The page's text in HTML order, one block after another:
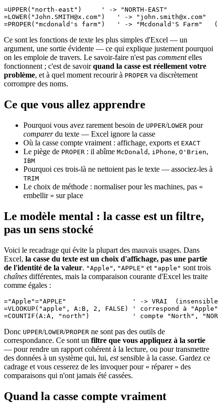
=UPPER("north-east")     ' -> "NORTH-EAST"
=LOWER("John.SMITH@x.com")   ' -> " john.smith@x.com"
Ce sont les fonctions de texte les plus simples d'Excel — un
argument, une sortie évidente — ce qui explique justement pourquoi
on les emploie de travers. Le savoir-faire n'est pas commentelles
fonctionnent ; c'est de savoirquand la casse est réellement votre
problème, et à quel moment recourir à PROPER va discrètement
corrompre des noms.
Ce que vous allez apprendre
Pourquoi vous avez rarement besoin de UPPER/LOWER pour
comparerdu texte — Excel ignore la casse
Où la casse compte vraiment : affichage, exports et EXACT
Le piège de PROPER : il abîme McDonald , iPhone, O'Brien,
IBM
Pourquoi ces trois-là ne nettoient pas le texte — associez-les à
TRIM
Le choix de méthode : normaliser pour les machines, pas «
embellir » sur place
Le modèle mental : la casse est un filtre,
pas un sens stocké
Voici le recadrage qui évite la plupart des mauvais usages. Dans
Excel, la casse du texte est un choix d'affichage, pas une partie
de l'identité de la valeur. "Apple" , "APPLE" et "apple" sont trois
chaînes différentes, mais la comparaison courante d'Excel les traite
comme égales :
="Apple"="APPLE"                 ' -> VRAI
=VLOOKUP("apple", A:B, 2, FALSE) ' correspond à
Donc UPPER/LOWER/PROPER ne sont pas des outils de
correspondance. Ce sont un filtre que vous appliquez à la sortie
— pour rendre un rapport cohérent à la lecture, ou pour transmettre
des données à un système qui, lui, estsensible à la casse. Gardez ce
cadrage et vous cesserez de les invoquer pour « réparer » des
comparaisons qui n'ont jamais été cassées.
Quand la casse compte vraiment